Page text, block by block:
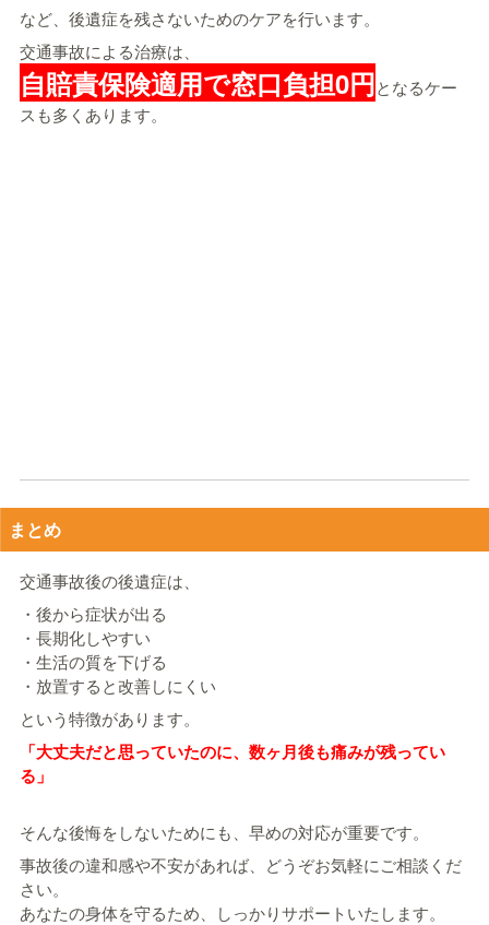
など、後遺症を残さないためのケアを行います。
交通事故による治療は、
自賠責保険適用で窓口負担0円となるケー
スも多くあります。
まとめ
交通事故後の後遺症は、
・後から症状が出る
・長期化しやすい
・生活の質を下げる
・放置すると改善しにくい
という特徴があります。
「大丈夫だと思っていたのに、数ヶ月後も痛みが残ってい
る」
そんな後悔をしないためにも、早めの対応が重要です。
事故後の違和感や不安があれば、どうぞお気軽にご相談くだ
さい。
あなたの身体を守るため、しっかりサポートいたします。